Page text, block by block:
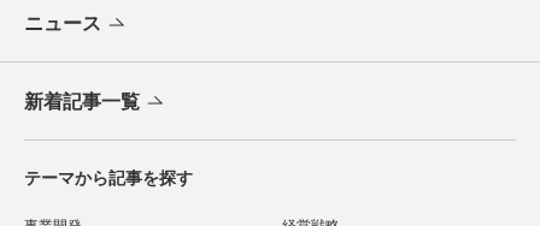
ニュース
新着記事一覧
テーマから記事を探す